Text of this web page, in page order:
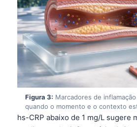
Figura 3: Marcadores de
quando o momento e o contexto
hs-CRP abaixo de 1 mg/L sugere